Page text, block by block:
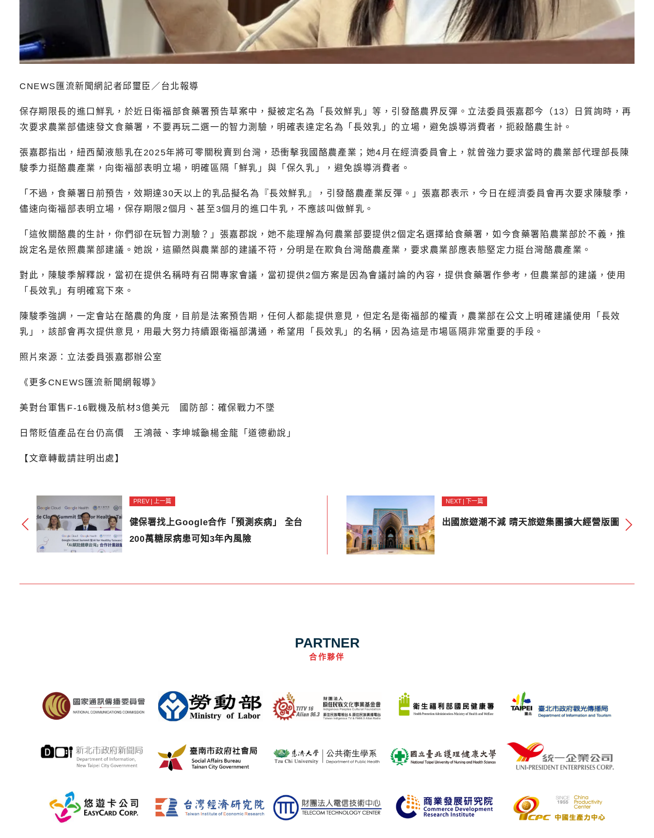
CNEWS匯流新聞網記者邱璽臣／台北報導
保存期限長的進口鮮乳，於近日衛福部食藥署預告草案中，擬被定名為「長效鮮乳」等，引發酪農界反彈。立法委員張嘉郡今（13）日質詢時，再
次要求農業部儘速發文食藥署，不要再玩二選一的智力測驗，明確表達定名為「長效乳」的立場，避免誤導消費者，扼殺酪農生計。
張嘉郡指出，紐西蘭液態乳在2025年將可零關稅賣到台灣，恐衝擊我國酪農產業；她4月在經濟委員會上，就曾強力要求當時的農業部代理部長陳
駿季力挺酪農產業，向衛福部表明立場，明確區隔「鮮乳」與「保久乳」，避免誤導消費者。
「不過，食藥署日前預告，效期達30天以上的乳品擬名為『長效鮮乳』，引發酪農產業反彈。」張嘉郡表示，今日在經濟委員會再次要求陳駿季，
儘速向衛福部表明立場，保存期限2個月、甚至3個月的進口牛乳，不應該叫做鮮乳。
「這攸關酪農的生計，你們卻在玩智力測驗？」張嘉郡說，她不能理解為何農業部要提供2個定名選擇給食藥署，如今食藥署陷農業部於不義，推
說定名是依照農業部建議。她說，這顯然與農業部的建議不符，分明是在欺負台灣酪農產業，要求農業部應表態堅定力挺台灣酪農產業。
對此，陳駿季解釋說，當初在提供名稱時有召開專家會議，當初提供2個方案是因為會議討論的內容，提供食藥署作參考，但農業部的建議，使用
「長效乳」有明確寫下來。
陳駿季強調，一定會站在酪農的角度，目前是法案預告期，任何人都能提供意見，但定名是衛福部的權責，農業部在公文上明確建議使用「長效
乳」，該部會再次提供意見，用最大努力持續跟衛福部溝通，希望用「長效乳」的名稱，因為這是市場區隔非常重要的手段。
照片來源：立法委員張嘉郡辦公室
《更多CNEWS匯流新聞網報導》
美對台軍售F-16戰機及航材3億美元 國防部：確保戰力不墜
日幣貶值產品在台仍高價 王鴻薇、李坤城籲楊金龍「道德勸說」
【文章轉載請註明出處】
PREV | 上一篇
健保署找上Google合作「預測疾病」 全台
200萬糖尿病患可知3年內風險
NEXT | 下一篇
出國旅遊潮不減 晴天旅遊集團擴大經營版圖
PARTNER
合作夥伴